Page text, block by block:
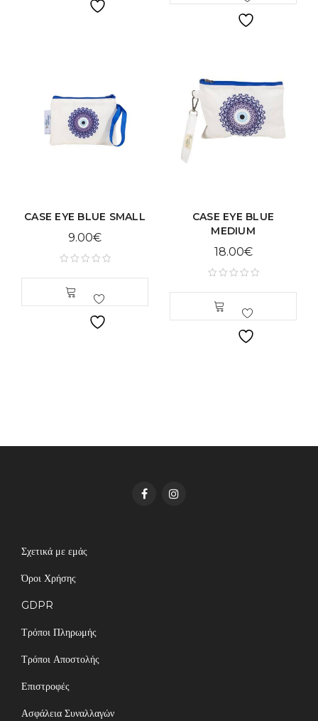
CASE EYE BLUE SMALL
9.00€
CASE EYE BLUE
MEDIUM
18.00€
Σχετικά με εμάς
Όροι Χρήσης
GDPR
Τρόποι Πληρωμής
Τρόποι Αποστολής
Επιστροφές
Ασφάλεια Συναλλαγών